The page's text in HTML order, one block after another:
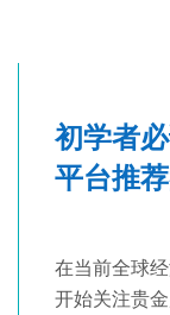
初学者
平台推
在当前全球
开始关注贵